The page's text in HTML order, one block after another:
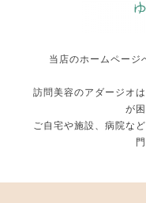
当店のホームページ
訪問美容のアダージオ
が
ご自宅や施設、病院な